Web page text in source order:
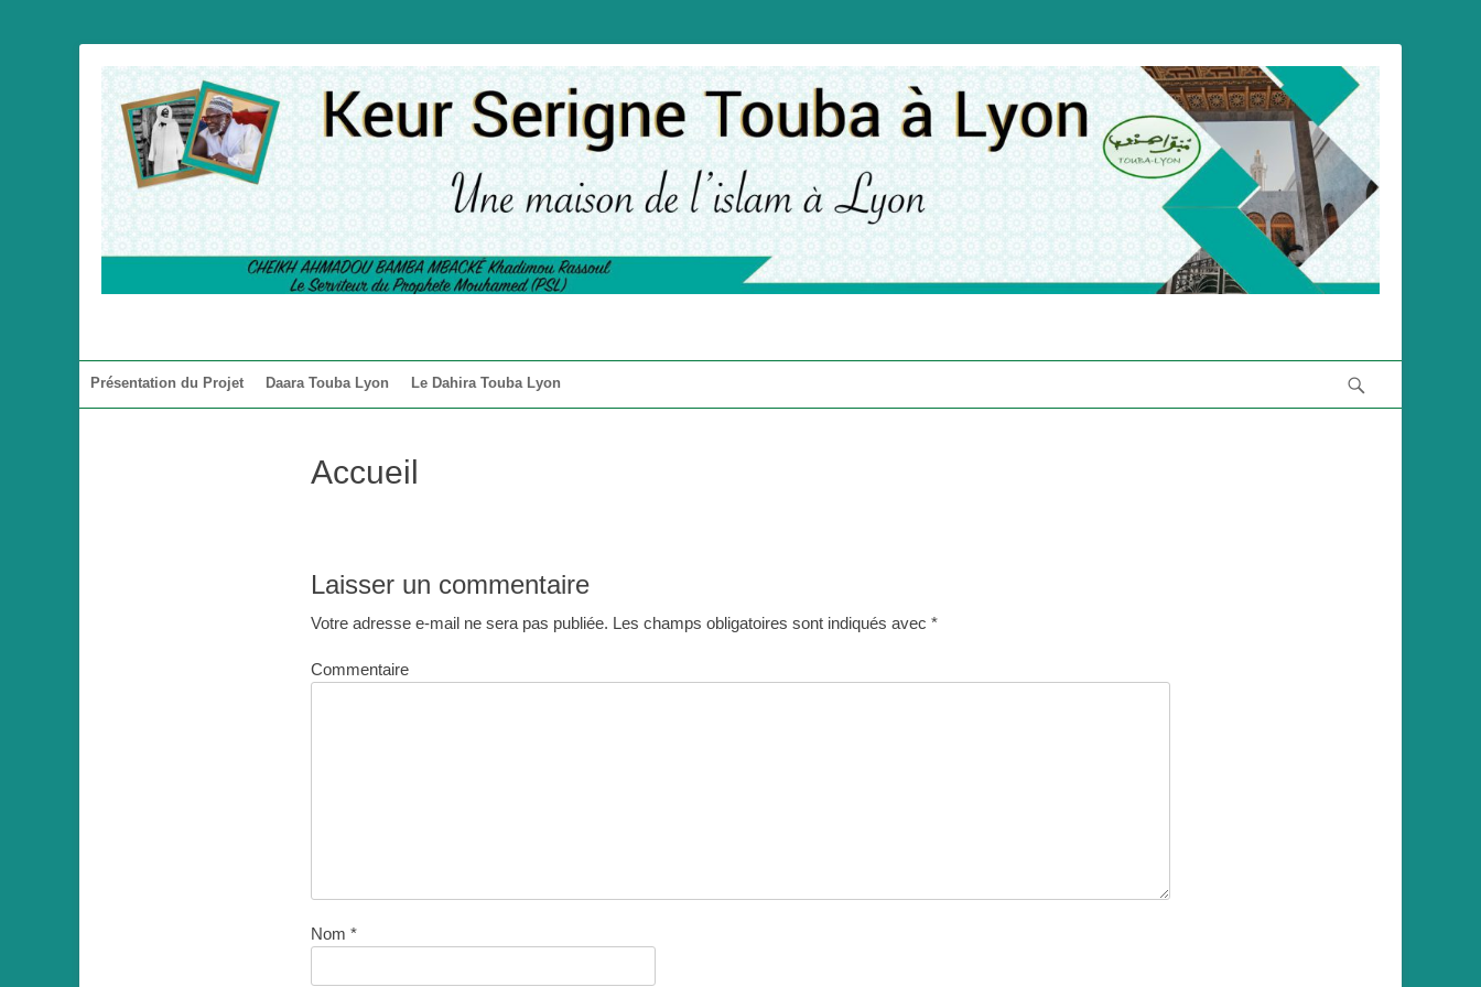
Keur Serigne Touba à Lyon
Une Maison de l'Islam à Lyon
Menu principal
au
contenu
Présentation du Projet Daara Touba Lyon Le Dahira Touba Lyon
Accueil
Laisser un commentaire
Votre adresse e-mail ne sera pas publiée. Les champs obligatoires sont indiqués avec *
Commentaire
Nom *